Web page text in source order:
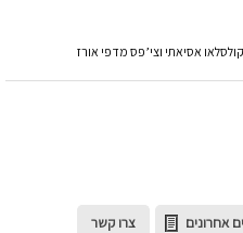
אסיאתי וצי’פס מדפי אורז
אחרונים צרו קשר